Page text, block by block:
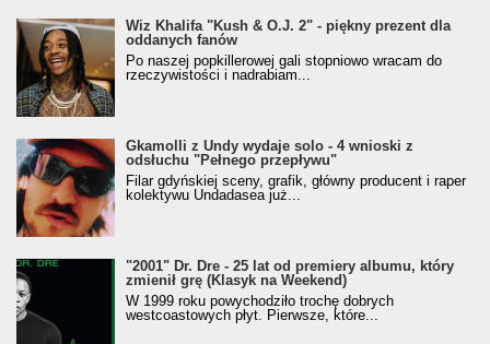
Wiz Khalifa "Kush & O.J. 2" - piękny prezent dla
oddanych fanów
Po naszej popkillerowej gali stopniowo wracam do
rzeczywistości i nadrabiam...
Gkamolli z Undy wydaje solo - 4 wnioski z
odsłuchu "Pełnego przepływu"
Filar gdyńskiej sceny, grafik, główny producent i raper
kolektywu Undadasea już...
"2001" Dr. Dre - 25 lat od premiery albumu, który
zmienił grę (Klasyk na Weekend)
W 1999 roku powychodziło trochę dobrych
westcoastowych płyt. Pierwsze, które...